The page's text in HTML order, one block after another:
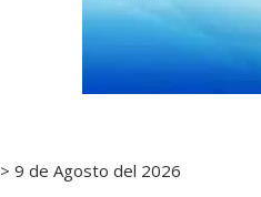
> 9 de Agosto del 2026